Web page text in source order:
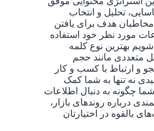
تحلیل و انتخاب
هدف برای یافتن
مورد نظر خود استفاده
بهترین نوع کلمه
متعددی مانند حجم
و ارتباط با کسب و کار
نه تنها به شما کمک
چگونه به دنبال اطلاعات
درباره روندهای بازار،
بالقوه در اختیارتان